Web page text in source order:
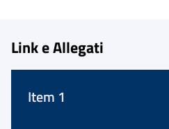
Link e Allegati
Item 1